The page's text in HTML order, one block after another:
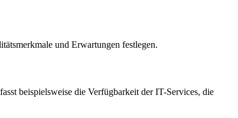
und Erwartungen festlegen.
beispielsweise die Verfügbarkeit der IT-Services, die